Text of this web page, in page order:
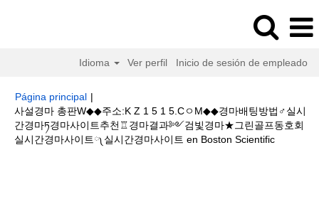
Idioma Ver perfil Inicio de sesión de empleado
Página principal |
사설경마 총판W◆◆주소:K Z 1 5 1 5.CㅇM◆◆경마배팅방법♂실시
간경마ཏ경마사이트추천♖경마결과༻검빛경마★그린골프동호회
실시간경마사이트༾실시간경마사이트 en Boston Scientific(página